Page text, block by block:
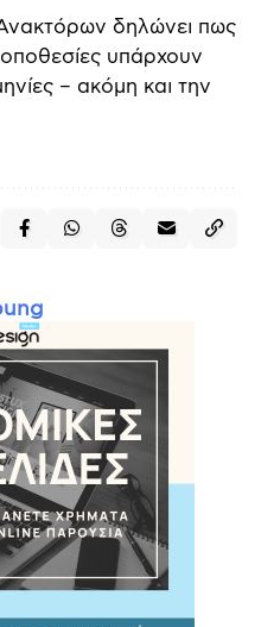
δηλώνει πως
υπάρχουν
– ακόμη και την